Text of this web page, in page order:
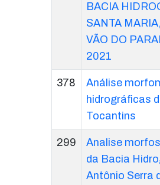
BACIA
SANTA
VÃO DO
2021
378
Análise
hidrográficas
Tocantins
299
Analise
da Bacia
Antônio Serra